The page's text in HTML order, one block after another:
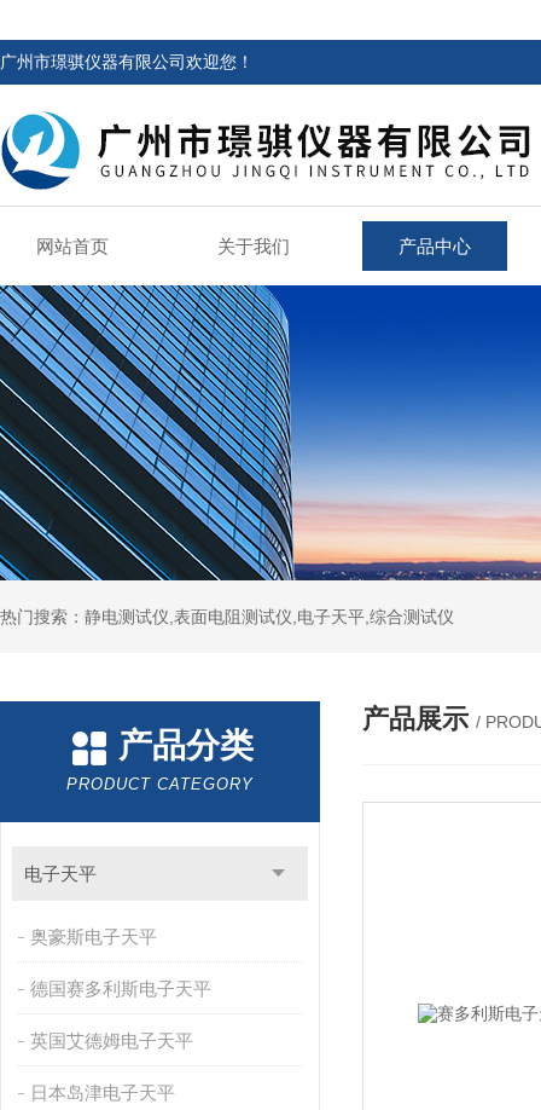
广州市璟骐仪器有限公司欢迎您！
网站首页 关于我们 产品中心
热门搜索：静电测试仪,表面电阻测试仪,电子天平,综合测试仪
产品分类
PRODUCT CATEGORY
电子天平
奥豪斯电子天平
德国赛多利斯电子天平
英国艾德姆电子天平
日本岛津电子天平
产品展示 /